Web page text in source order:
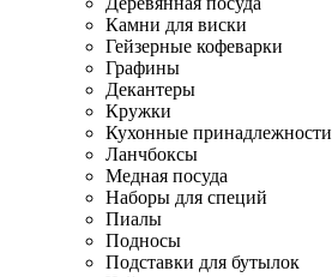
Камни для виски
Гейзерные кофеварки
Графины
Декантеры
Кружки
Кухонные принадлежности
Ланчбоксы
Медная посуда
Наборы для специй
Пиалы
Подносы
Подставки для бутылок